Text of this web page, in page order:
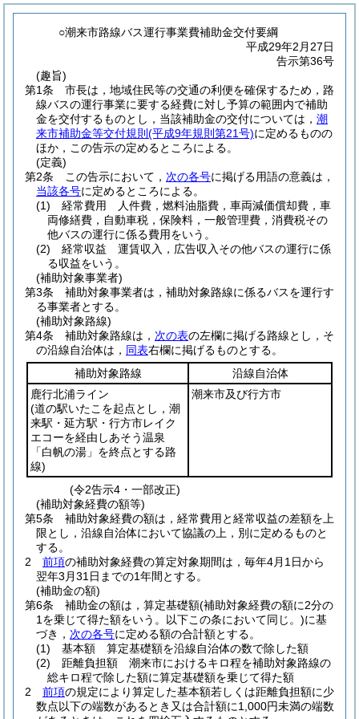
○潮来市路線バス運行事業費補助金交付要綱
平成29年2月27日
告示第36号
(趣旨)
第1条
市長は，地域住民等の交通の利便を確保するため，路
線バスの運行事業に要する経費に対し予算の範囲内で補助
金を交付するものとし，当該補助金の交付については， 潮
来市補助金等交付規則 (平成9年規則第21号)に定めるものの
ほか，この告示の定めるところによる。
(定義)
第2条
この告示において， 次の各号に掲げる用語の意義は，
当該各号に定めるところによる。
(1)
経常費用 人件費，燃料油脂費，車両減価償却費，車
両修繕費，自動車税，保険料，一般管理費，消費税その
他バスの運行に係る費用をいう。
(2)
経常収益 運賃収入，広告収入その他バスの運行に係
る収益をいう。
(補助対象事業者)
第3条
補助対象事業者は，補助対象路線に係るバスを運行す
る事業者とする。
(補助対象路線)
第4条
補助対象路線は， 次の表の左欄に掲げる路線とし，そ
の沿線自治体は， 同表右欄に掲げるものとする。
補助対象路線
沿線自治体
鹿行北浦ライン
(道の駅いたこを起点とし，潮
来駅・延方駅・行方市レイク
エコーを経由しあそう温泉
「白帆の湯」を終点とする路
線)
潮来市及び行方市
(令2告示4・一部改正)
(補助対象経費の額等)
第5条
補助対象経費の額は，経常費用と経常収益の差額を上
限とし，沿線自治体において協議の上，別に定めるものと
する。
2
前項の補助対象経費の算定対象期間は，毎年4月1日から
翌年3月31日までの1年間とする。
(補助金の額)
第6条
補助金の額は，算定基礎額(補助対象経費の額に2分の
1を乗じて得た額をいう。以下この条において同じ。)に基
づき， 次の各号に定める額の合計額とする。
(1)
基本額 算定基礎額を沿線自治体の数で除した額
(2)
距離負担額 潮来市におけるキロ程を補助対象路線の
総キロ程で除した額に算定基礎額を乗じて得た額
2
前項の規定により算定した基本額若しくは距離負担額に少
数点以下の端数があるとき又は合計額に1,000円未満の端数